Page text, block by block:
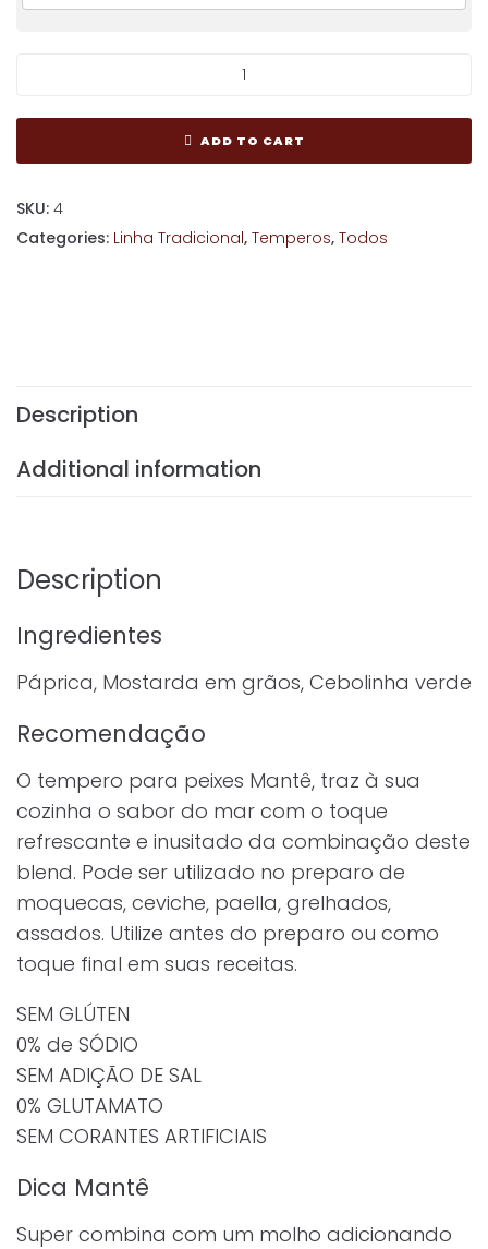
ADD TO CART
SKU: 4
Categories: Linha Tradicional, Temperos, Todos
Description
Additional information
Description
Ingredientes
Páprica, Mostarda em grãos, Cebolinha verde
Recomendação
O tempero para peixes Mantê, traz à sua
cozinha o sabor do mar com o toque
refrescante e inusitado da combinação deste
blend. Pode ser utilizado no preparo de
moquecas, ceviche, paella, grelhados,
assados. Utilize antes do preparo ou como
toque final em suas receitas.
SEM GLÚTEN
0% de SÓDIO
SEM ADIÇÃO DE SAL
0% GLUTAMATO
SEM CORANTES ARTIFICIAIS
Dica Mantê
Super combina com um molho adicionando